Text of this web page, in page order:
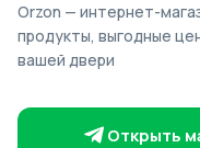
Orzon — интернет-
продукты, выгодные
вашей двери
Открыть